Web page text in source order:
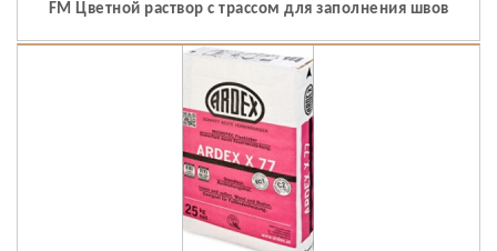
FM Цветной раствор с трассом для заполнения швов